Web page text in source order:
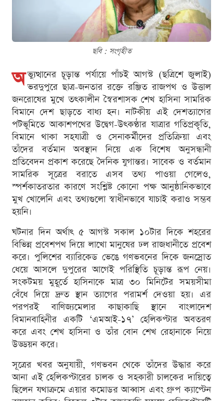
ছবি : সংগৃহীত
অ ভ্যুত্থানের চূড়ান্ত পর্যায়ে পাঁচই আগস্ট (ছত্রিশে জুলাই)
ভরদুপুরে ছাত্র-জনতার রক্তে রঞ্জিত রাজপথ ও উত্তাল
জনরোষের মুখে তৎকালীন স্বৈরশাসক শেখ হাসিনা সামরিক
বিমানে দেশ ছাড়তে বাধ্য হন। নাটকীয় এই দেশত্যাগের
পটভূমিতে আকাশপথের উদ্বেগ-উৎকণ্ঠার যাত্রার গতিপ্রকৃতি,
বিমানে থাকা সহযাত্রী ও সেনাকর্মীদের প্রতিক্রিয়া এবং
তাঁদের বর্তমান অবস্থান নিয়ে এক বিশেষ অনুসন্ধানী
প্রতিবেদন প্রকাশ করেছে দৈনিক যুগান্তর। সাবেক ও বর্তমান
সামরিক সূত্রের বরাতে এসব তথ্য পাওয়া গেলেও,
স্পর্শকাতরতার কারণে সংশ্লিষ্ট কোনো পক্ষ আনুষ্ঠানিকভাবে
মুখ খোলেনি এবং তথ্যগুলো স্বাধীনভাবে যাচাই করাও সম্ভব
হয়নি।
ঘটনার দিন অর্থাৎ ৫ আগস্ট সকাল ১০টার দিকে শহরের
বিভিন্ন প্রবেশপথ দিয়ে লাখো মানুষের ঢল রাজধানীতে প্রবেশ
করে। পুলিশের ব্যারিকেড ভেঙে গণভবনের দিকে জনস্রোত
ধেয়ে আসলে দুপুরের আগেই পরিস্থিতি চূড়ান্ত রূপ নেয়।
সংকটময় মুহূর্তে হাসিনাকে মাত্র ৩০ মিনিটের সময়সীমা
বেঁধে দিয়ে দ্রুত স্থান ত্যাগের পরামর্শ দেওয়া হয়। এর
পরপরই বাণিজ্যমেলার কাছাকাছি স্থানে বাংলাদেশ
বিমানবাহিনীর একটি ‘এমআই-১৭’ হেলিকপ্টার অবতরণ
করে এবং শেখ হাসিনা ও তাঁর বোন শেখ রেহানাকে নিয়ে
উড্ডয়ন করে।
সূত্রের খবর অনুযায়ী, গণভবন থেকে তাঁদের উদ্ধার করে
আনা এই হেলিকপ্টারের চালক ও সহকারী চালকের দায়িত্বে
ছিলেন যথাক্রমে এয়ার কমোডর আব্বাস এবং গ্রুপ ক্যাপ্টেন